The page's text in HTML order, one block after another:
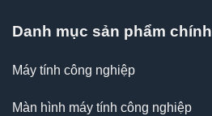
Danh mục sản phẩm chính
Máy tính công nghiệp
Màn hình máy tính công nghiệp